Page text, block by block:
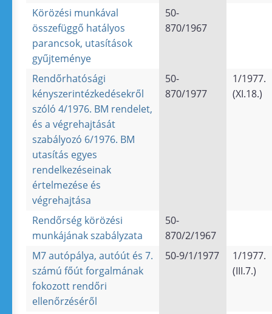
Körözési munkával
összefüggő hatályos
parancsok, utasítások
gyűjteménye
50-
870/1967
Rendőrhatósági
kényszerintézkedésekről
szóló 4/1976. BM rendelet,
és a végrehajtását
szabályozó 6/1976. BM
utasítás egyes
rendelkezéseinak
értelmezése és
végrehajtása
50-
870/1977
1/1977.
(XI.18.)
Rendőrség körözési
munkájának szabályzata
50-
870/2/1967
M7 autópálya, autóút és 7.
számú főút forgalmának
fokozott rendőri
ellenőrzéséről
50-9/1/1977
1/1977.
(III.7.)